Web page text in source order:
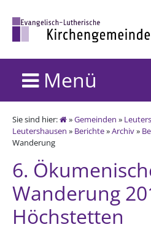
Menü
Sie sind hier: »Gemeinden »
Leutershausen » Berichte»Archiv»
Wanderung
6.
Wanderung
Höchstetten